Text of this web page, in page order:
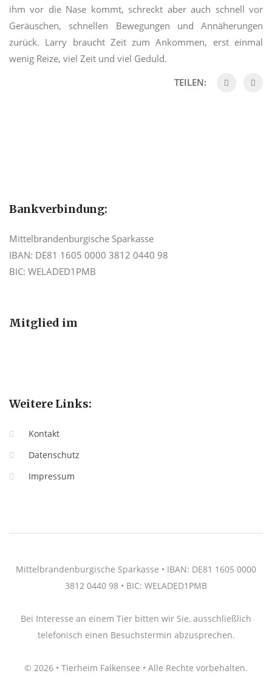
ihm vor die Nase kommt, schreckt aber auch schnell vor
Geräuschen, schnellen Bewegungen und Annäherungen
zurück. Larry braucht Zeit zum Ankommen, erst einmal
wenig Reize, viel Zeit und viel Geduld.
TEILEN:
Bankverbindung:
Mittelbrandenburgische Sparkasse
IBAN: DE81 1605 0000 3812 0440 98
BIC: WELADED1PMB
Mitglied im
Weitere Links:
Kontakt
Datenschutz
Impressum
Mittelbrandenburgische Sparkasse • IBAN: DE81 1605 0000
3812 0440 98 • BIC: WELADED1PMB
Bei Interesse an einem Tier bitten wir Sie, ausschließlich
telefonisch einen Besuchstermin abzusprechen.
© 2026 • Tierheim Falkensee • Alle Rechte vorbehalten.